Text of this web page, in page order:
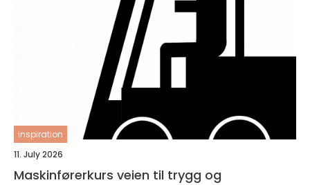
inspiration
11. July 2026
Maskinførerkurs veien til trygg og